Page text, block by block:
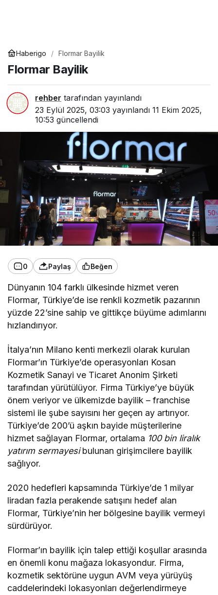
Haberigo Flormar Bayilik
Flormar Bayilik
rehber tarafından yayınlandı
23 Eylül 2025, 03:03 yayınlandı 11 Ekim 2025,
10:53 güncellendi
0 Paylaş Beğen
Dünyanın 104 farklı ülkesinde hizmet veren
Flormar, Türkiye’de ise renkli kozmetik pazarının
yüzde 22’sine sahip ve gittikçe büyüme adımlarını
hızlandırıyor.
İtalya’nın Milano kenti merkezli olarak kurulan
Flormar’ın Türkiye’de operasyonları Kosan
Kozmetik Sanayi ve Ticaret Anonim Şirketi
tarafından yürütülüyor. Firma Türkiye’ye büyük
önem veriyor ve ülkemizde bayilik – franchise
sistemi ile şube sayısını her geçen ay artırıyor.
Türkiye’de 200’ü aşkın bayide müşterilerine
hizmet sağlayan Flormar, ortalama 100 bin liralık
yatırım sermayesibulunan girişimcilere bayilik
sağlıyor.
2020 hedefleri kapsamında Türkiye’de 1 milyar
liradan fazla perakende satışını hedef alan
Flormar, Türkiye’nin her bölgesine bayilik vermeyi
sürdürüyor.
Flormar’ın bayilik için talep ettiği koşullar arasında
en önemli konu mağaza lokasyondur. Firma,
kozmetik sektörüne uygun AVM veya yürüyüş
caddelerindeki lokasyonları değerlendirmeye